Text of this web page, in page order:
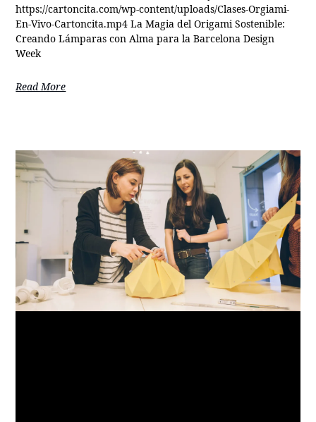
https://cartoncita.com/wp-content/uploads/Clases-Orgiami-
En-Vivo-Cartoncita.mp4 La Magia del Origami Sostenible:
Creando Lámparas con Alma para la Barcelona Design
Week
Read More